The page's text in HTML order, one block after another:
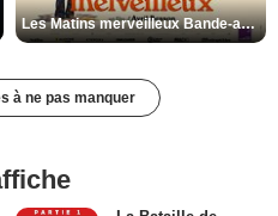
Les Matins merveilleux Bande-annonce VF
à ne pas manquer